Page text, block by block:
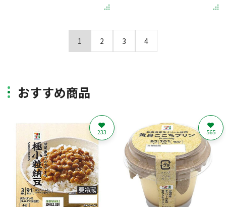
1 2 3 4
おすすめ商品
233 565